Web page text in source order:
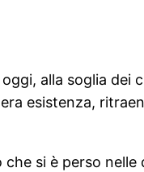
alla soglia dei
esistenza,
si è perso